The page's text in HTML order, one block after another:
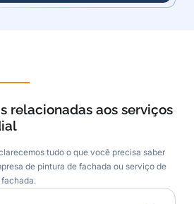
relacionadas aos serviços
tudo o que você precisa saber
de pintura de fachada ou serviço de